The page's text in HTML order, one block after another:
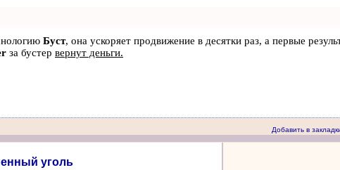
Буст, она ускоряет продвижение в десятки раз, а первые
за бустер вернут деньги.
Добавить в
уголь